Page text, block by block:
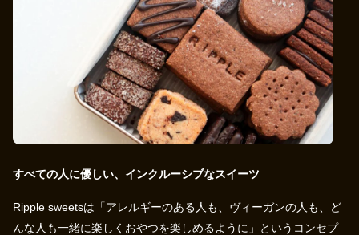
すべての人に優しい、インクルーシブなスイーツ
Ripple sweetsは「アレルギーのある人も、ヴィーガンの人も、ど
んな人も一緒に楽しくおやつを楽しめるように」というコンセプ